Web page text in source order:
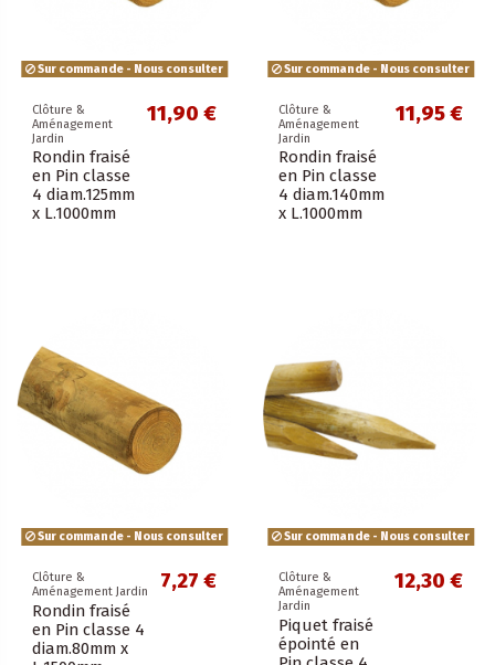
Sur commande - Nous consulter
Clôture &
Aménagement
Jardin
Rondin fraisé
en Pin classe
4 diam.125mm
x L.1000mm
11,90 €
Sur commande - Nous consulter
Clôture &
Aménagement
Jardin
Rondin fraisé
en Pin classe
4 diam.140mm
x L.1000mm
11,95 €
Sur commande - Nous consulter
Clôture &
Aménagement Jardin
Rondin fraisé
en Pin classe 4
diam.80mm x
7,27 €
Sur commande - Nous consulter
Clôture &
Aménagement
Jardin
Piquet fraisé
épointé en
12,30 €